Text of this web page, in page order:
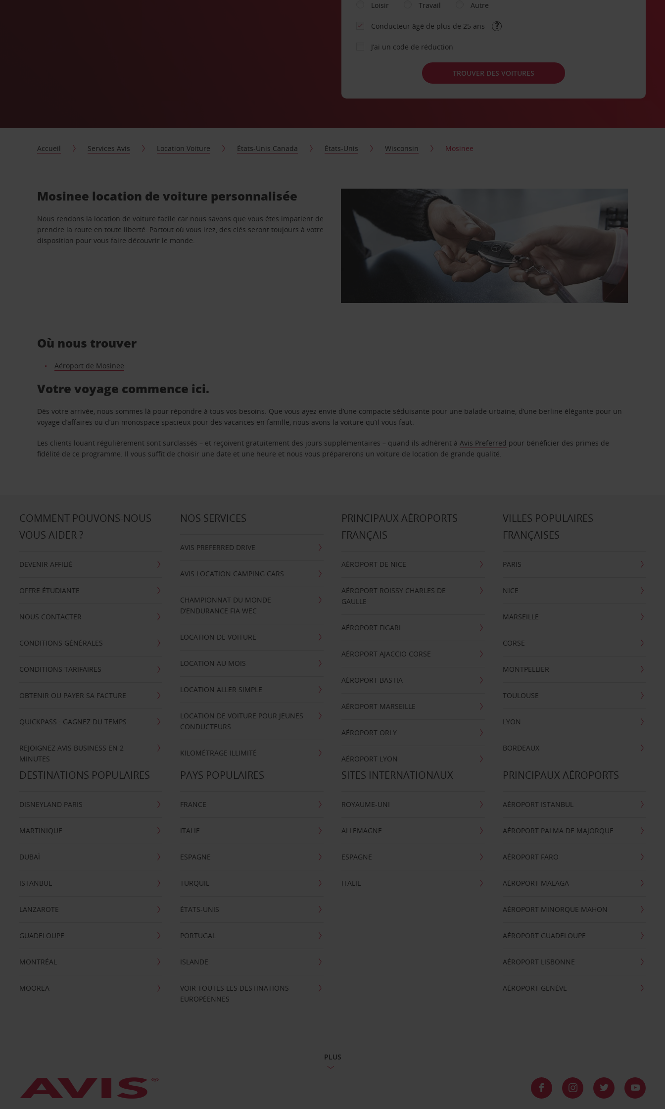
Loisir
Travail Autre
Conducteur âgé de plus de 25 ans
J’ai un code de réduction
TROUVER DES VOITURES
Accueil Services Avis Location Voiture États-Unis Canada États-Unis Wisconsin Mosinee
Mosinee location de voiture personnalisée
Nous rendons la location de voiture facile car nous savons que vous êtes impatient de
prendre la route en toute liberté. Partout où vous irez, des clés seront toujours à votre
disposition pour vous faire découvrir le monde.
Où nous trouver
Aéroport de Mosinee
Votre voyage commence ici.
Dès votre arrivée, nous sommes là pour répondre à tous vos besoins. Que vous ayez envie d’une compacte séduisante pour une balade urbaine, d’une berline élégante pour un
voyage d’affaires ou d’un monospace spacieux pour des vacances en famille, nous avons la voiture qu’il vous faut.
Les clients louant régulièrement sont surclassés – et reçoivent gratuitement des jours supplémentaires – quand ils adhèrent àAvis Preferred pour bénéficier des primes de
fidélité de ce programme. Il vous suffit de choisir une date et une heure et nous vous préparerons un voiture de location de grande qualité.
COMMENT POUVONS-NOUS
VOUS AIDER ?
DEVENIR AFFILIÉ
OFFRE ÉTUDIANTE
NOUS CONTACTER
CONDITIONS GÉNÉRALES
CONDITIONS TARIFAIRES
OBTENIR OU PAYER SA FACTURE
QUICKPASS : GAGNEZ DU TEMPS
REJOIGNEZ AVIS BUSINESS EN 2
MINUTES
NOS SERVICES
AVIS PREFERRED DRIVE
AVIS LOCATION CAMPING CARS
CHAMPIONNAT DU MONDE
D’ENDURANCE FIA WEC
LOCATION DE VOITURE
LOCATION AU MOIS
LOCATION ALLER SIMPLE
LOCATION DE VOITURE POUR JEUNES
CONDUCTEURS
KILOMÉTRAGE ILLIMITÉ
PRINCIPAUX AÉROPORTS
FRANÇAIS
AÉROPORT DE NICE
AÉROPORT ROISSY CHARLES DE
GAULLE
AÉROPORT FIGARI
AÉROPORT AJACCIO CORSE
AÉROPORT BASTIA
AÉROPORT MARSEILLE
AÉROPORT ORLY
AÉROPORT LYON
VILLES POPULAIRES
FRANÇAISES
PARIS
NICE
MARSEILLE
CORSE
MONTPELLIER
TOULOUSE
LYON
BORDEAUX
DESTINATIONS POPULAIRES
DISNEYLAND PARIS
MARTINIQUE
DUBAÏ
ISTANBUL
LANZAROTE
GUADELOUPE
MONTRÉAL
MOOREA
PAYS POPULAIRES
FRANCE
ITALIE
ESPAGNE
TURQUIE
ÉTATS-UNIS
PORTUGAL
ISLANDE
VOIR TOUTES LES DESTINATIONS
EUROPÉENNES
SITES INTERNATIONAUX
ROYAUME-UNI
ALLEMAGNE
ESPAGNE
ITALIE
PRINCIPAUX AÉROPORTS
AÉROPORT ISTANBUL
AÉROPORT PALMA DE MAJORQUE
AÉROPORT FARO
AÉROPORT MALAGA
AÉROPORT MINORQUE MAHON
AÉROPORT GUADELOUPE
AÉROPORT LISBONNE
AÉROPORT GENÈVE
PLUS